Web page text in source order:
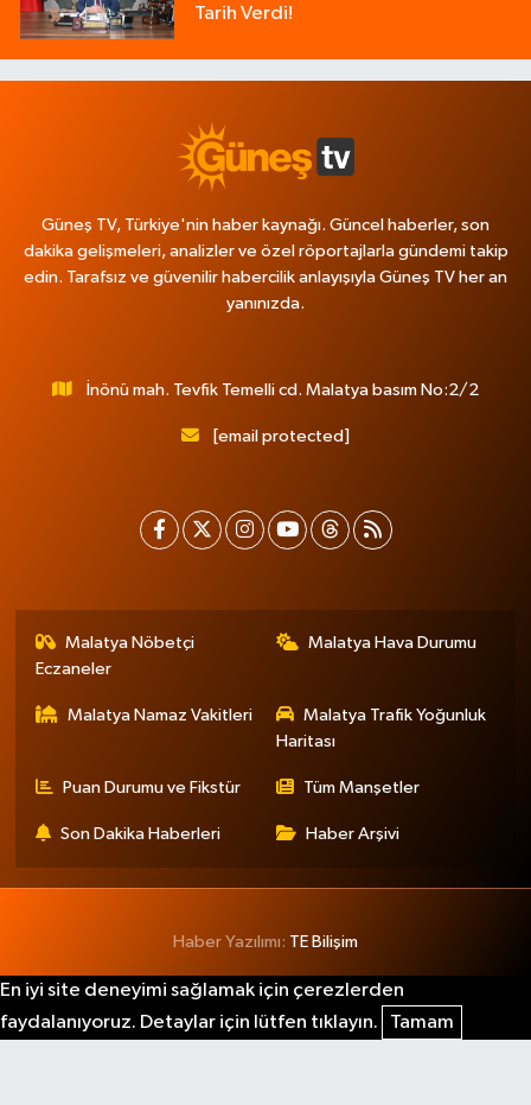
Tarih Verdi!
Güneş TV, Türkiye'nin haber kaynağı. Güncel haberler, son
dakika gelişmeleri, analizler ve özel röportajlarla gündemi takip
edin. Tarafsız ve güvenilir habercilik anlayışıyla Güneş TV her an
yanınızda.
İnönü mah. Tevfik Temelli cd. Malatya basım No:2/2
[email protected]
Malatya Nöbetçi
Eczaneler
Malatya Hava Durumu
Malatya Namaz Vakitleri
Malatya Trafik Yoğunluk
Haritası
Puan Durumu ve Fikstür Tüm Manşetler
Son Dakika Haberleri Haber Arşivi
Haber Yazılımı: TE Bilişim
En iyi site deneyimi sağlamak için çerezlerden
faydalanıyoruz. Detaylar için lütfen tıklayın.
Tamam